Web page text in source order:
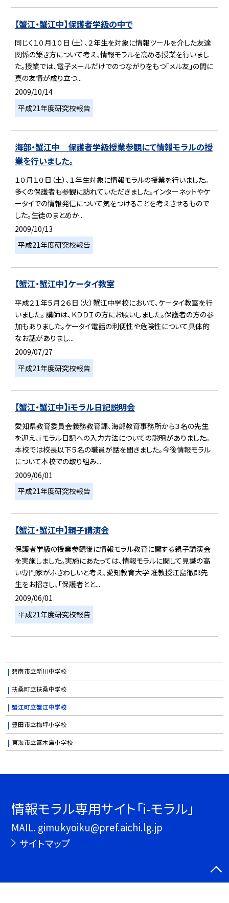
【蟹江・蟹江中】保護者学級の中で
同じく１０月１０日（土）、２年生を対象に情報ツールを介した友達
関係の築き方について考え、情報モラルを高める授業を行いまし
た。授業では、電子メールだけでのつながりをもつ「メル友」の間に
真の友情が成り立つ...
2009/10/14
平成21年度研究校報告
海部・蟹江中 保護者学級授業参観にて情報モラルの授
業を行いました。
１０月１０日（土）、１年生対象に情報モラルの授業を行いました。
多くの保護者も参観に訪れていただきました。インターネットやケ
ータイでの情報発信について気をつけることを考えさせるもので
した。生徒のまとめか...
2009/10/13
平成21年度研究校報告
【蟹江・蟹江中】ケータイ教室
平成２１年５月２６日（火）蟹江中学校において、ケータイ教室を行
いました。 講師は、ＫＤＤＩの方にお願いしました。保護者の方の参
加もありました。ケータイ電話の利便性や危険性について具体的
なお話がありまし...
2009/07/27
平成21年度研究校報告
【蟹江・蟹江中】iモラル日記説明会
愛知県教育委員会義務教育課、海部教育事務所から３名の先生
を迎え、i モラル日記への入力方法についての説明がありました。
本校では校長以下５名の職員が話を聞きました。今後情報モラル
について本校での取り組み...
2009/06/01
平成21年度研究校報告
【蟹江・蟹江中】親子講演会
保護者学級の授業参観後に情報モラル教育に関する親子講演会
を実施しました。実施にあたっては、情報モラルに関して見識の高
い専門家がふさわしいと考え、愛知教育大学 准教授江島徹郎先
生をお招きし、「保護者とと...
2009/06/01
平成21年度研究校報告
碧南市立新川中学校
扶桑町立扶桑中学校
蟹江町立蟹江中学校
豊田市立梅坪小学校
東海市立富木島小学校
情報モラル専用サイト「i-モラル」
MAIL. gimukyoiku@pref.aichi.lg.jp
サイトマップ